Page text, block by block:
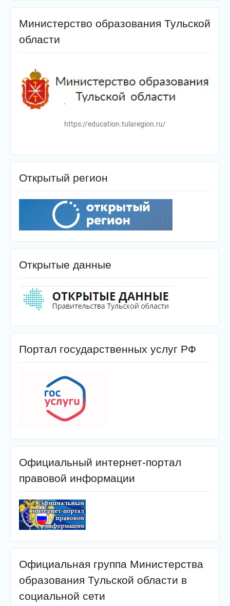
Министерство образования Тульской
области
https://education.tularegion.ru/
Открытый регион
Открытые данные
Портал государственных услуг РФ
Официальный интернет-портал
правовой информации
Официальная группа Министерства
образования Тульской области в
социальной сети